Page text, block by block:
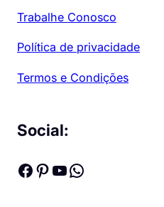
Trabalhe Conosco
Política de privacidade
Termos e Condições
Social:
Facebook Pinterest Youtube WhatsApp